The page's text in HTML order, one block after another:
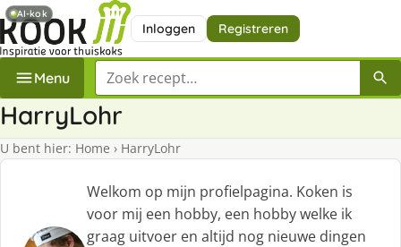
Inloggen Registreren
Menu Zoek een recept
HarryLohr
U bent hier: Home › HarryLohr
Welkom op mijn profielpagina. Koken is
voor mij een hobby, een hobby welke ik
graag uitvoer en altijd nog nieuwe dingen
AI-kok